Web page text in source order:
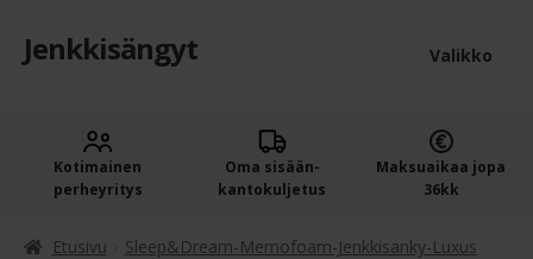
Siirry
navigointiin
Siirry
sisältöön
Jenkkisängyt Valikko
Jenkkisängyt
Oheistuotteet
Kotimainen
perheyritys
Oma sisään­
kantokuljetus
Maksuaikaa jopa
36kk
Etusivu
Sleep&Dream-Memofoam-Jenkkisanky-Luxus